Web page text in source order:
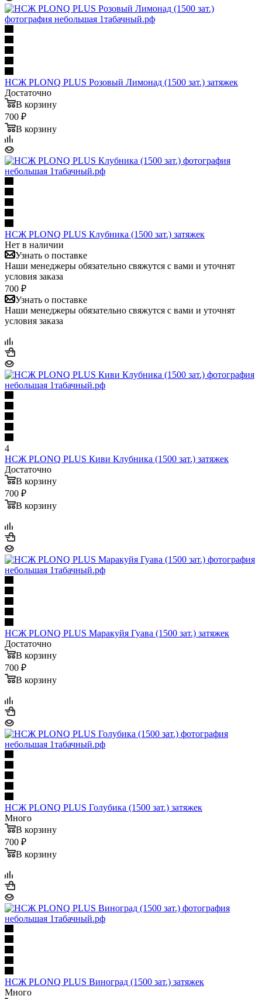
НСЖ PLONQ PLUS Розовый Лимонад (1500 зат.) затяжек
Достаточно
В корзину
700 ₽
В корзину
НСЖ PLONQ PLUS Клубника (1500 зат.) затяжек
Нет в наличии
Узнать о поставке
Наши менеджеры обязательно свяжутся с вами и уточнят
условия заказа
700 ₽
Узнать о поставке
Наши менеджеры обязательно свяжутся с вами и уточнят
условия заказа
4
НСЖ PLONQ PLUS Киви Клубника (1500 зат.) затяжек
Достаточно
В корзину
700 ₽
В корзину
НСЖ PLONQ PLUS Маракуйя Гуава (1500 зат.) затяжек
Достаточно
В корзину
700 ₽
В корзину
НСЖ PLONQ PLUS Голубика (1500 зат.) затяжек
Много
В корзину
700 ₽
В корзину
НСЖ PLONQ PLUS Виноград (1500 зат.) затяжек
Много